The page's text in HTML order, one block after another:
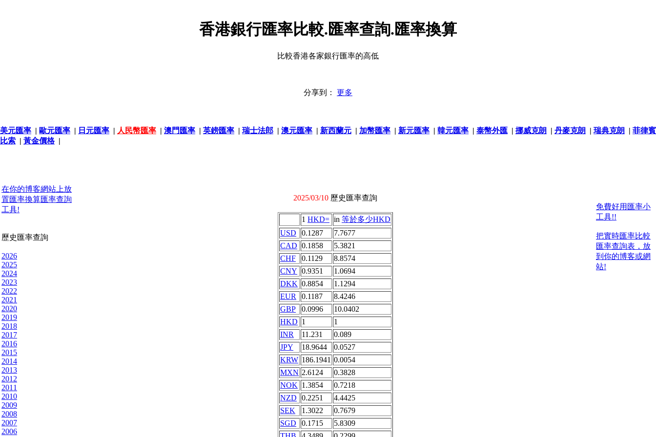
香港銀行匯率比較.匯率查詢.匯率換算
比較香港各家銀行匯率的高低
分享到： 更多
美元匯率 | 歐元匯率 | 日元匯率 | 人民幣匯率 | 澳門匯率 | 英鎊匯率 | 瑞士法郎 | 澳元匯率 | 新西蘭元 | 加幣匯率 | 新元匯率 | 韓元匯率 | 泰幣外匯 | 挪威克朗 | 丹麥克朗 | 瑞典克朗 | 菲律賓
比索 | 黃金價格|
在你的博客網站上放
置匯率換算匯率查詢
工具!
歷史匯率查詢
2026
2025
2024
2023
2022
2021
2020
2019
2018
2017
2016
2015
2014
2013
2012
2011
2010
2009
2008
2007
2006
2025/03/10 歷史匯率查詢
1 HKD= in 等於多少HKD
USD
0.1287
7.7677
CAD 0.1858
5.3821
CHF
0.1129
8.8574
CNY 0.9351
1.0694
DKK 0.8854
1.1294
EUR
0.1187
8.4246
GBP
0.0996
10.0402
HKD 1
1
INR
11.231
0.089
JPY
18.9644
0.0527
KRW 186.1941 0.0054
MXN 2.6124
0.3828
NOK 1.3854
0.7218
NZD
0.2251
4.4425
SEK
1.3022
0.7679
SGD
0.1715
5.8309
免費好用匯率小
工具!!
把實時匯率比較
匯率查詢表，放
到你的博客或網
站!